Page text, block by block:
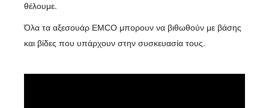
θέλουμε.
Όλα τα αξεσουάρ EMCO μπορουν να βιθωθούν με βάσης
και βίδες που υπάρχουν στην συσκευασία τους.